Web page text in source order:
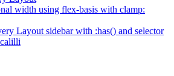
width using flex-basis with clamp:
Layout sidebar with :has() and selector